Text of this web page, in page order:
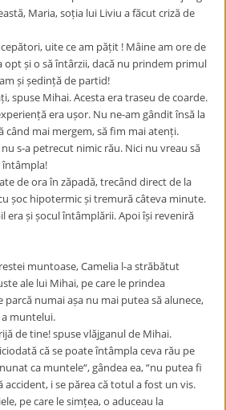
Maria, soția lui Liviu a făcut criză de
uite ce am pățit ! Mâine am ore de
opt și o să întârzii, dacă nu prindem primul
și ședință de partid!
spuse Mihai. Acesta era traseu de coarde.
era ușor. Nu ne-am gândit însă la
când mai mergem, să fim mai atenți.
s-a petrecut nimic rău. Nici nu vreau să
întâmpla!
de ora în zăpadă, trecând direct de la
șoc hipotermic și tremură câteva minute.
era și șocul întâmplării. Apoi își reveniră
muntoase, Camelia l-a străbătut
ale lui Mihai, pe care le prindea
numai așa nu mai putea să alunece,
muntelui.
de tine! spuse vlăjganul de Mihai.
că se poate întâmpla ceva rău pe
ca muntele“, gândea ea, “nu putea fi
accident, i se părea că totul a fost un vis.
pe care le simțea, o aduceau la